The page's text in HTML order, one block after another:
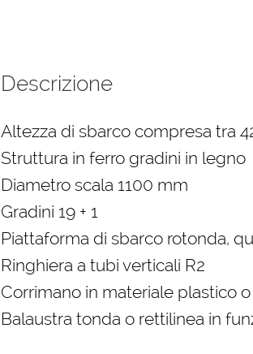
Descrizione
Altezza di sbarco compresa tra
Struttura in ferro gradini in legno
Diametro scala 1100 mm
Gradini 19 + 1
Piattaforma di sbarco rotonda,
Ringhiera a tubi verticali R2
Corrimano in materiale plastico
Balaustra tonda o rettilinea in